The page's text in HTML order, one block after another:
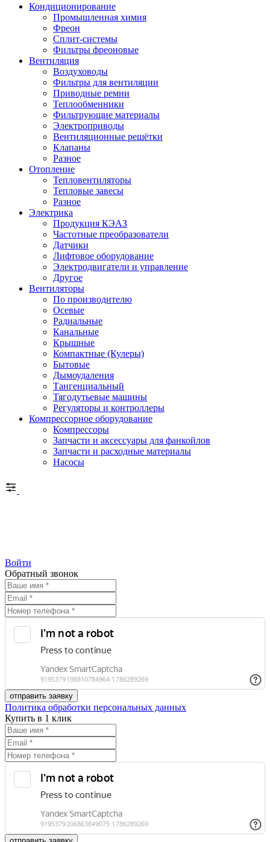
Кондиционирование
Промышленная химия
Фреон
Сплит-системы
Фильтры фреоновые
Вентиляция
Воздуховоды
Фильтры для вентиляции
Приводные ремни
Теплообменники
Фильтрующие материалы
Электроприводы
Вентиляционные решётки
Клапаны
Разное
Отопление
Тепловентиляторы
Тепловые завесы
Разное
Электрика
Продукция КЭАЗ
Частотные преобразователи
Датчики
Лифтовое оборудование
Электродвигатели и управление
Другое
Вентиляторы
По производителю
Осевые
Радиальные
Канальные
Крышные
Компактные (Кулеры)
Бытовые
Дымоудаления
Тангенциальный
Тягодутьевые машины
Регуляторы и контроллеры
Компрессорное оборудование
Компрессоры
Запчасти и аксессуары для фанкойлов
Запчасти и расходные материалы
Насосы
Войти
Обратный звонок
Политика обработки персональных данных
Купить в 1 клик